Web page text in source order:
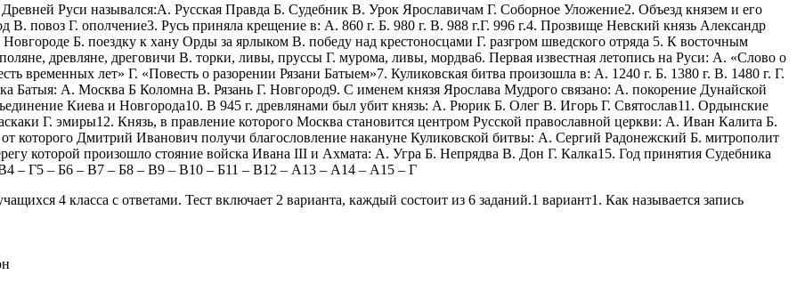
Руси назывался:А. Русская Правда Б. Судебник В. Урок Ярославичам Г. Соборное Уложение2. Объезд князем и его
повоз Г. ополчение3. Русь приняла крещение в: А. 860 г. Б. 980 г. В. 988 г.Г. 996 г.4. Прозвище Невский князь Александр
Б. поездку к хану Орды за ярлыком В. победу над крестоносцами Г. разгром шведского отряда 5. К восточным
древляне, дреговичи В. торки, ливы, пруссы Г. мурома, ливы, мордва6. Первая известная летопись на Руси: А. «Слово о
временных лет» Г. «Повесть о разорении Рязани Батыем»7. Куликовская битва произошла в: А. 1240 г. Б. 1380 г. В. 1480 г. Г.
Батыя: А. Москва Б Коломна В. Рязань Г. Новгород9. С именем князя Ярослава Мудрого связано: А. покорение Дунайской
Киева и Новгорода10. В 945 г. древлянами был убит князь: А. Рюрик Б. Олег В. Игорь Г. Святослав11. Ордынские
Г. эмиры12. Князь, в правление которого Москва становится центром Русской православной церкви: А. Иван Калита Б.
которого Дмитрий Иванович получи благословление накануне Куликовской битвы: А. Сергий Радонежский Б. митрополит
которой произошло стояние войска Ивана III и Ахмата: А. Угра Б. Непрядва В. Дон Г. Калка15. Год принятия Судебника
– Г5 – Б6 – В7 – Б8 – В9 – В10 – Б11 – В12 – А13 – А14 – А15 – Г
4 класса с ответами. Тест включает 2 варианта, каждый состоит из 6 заданий.1 вариант1. Как называется запись